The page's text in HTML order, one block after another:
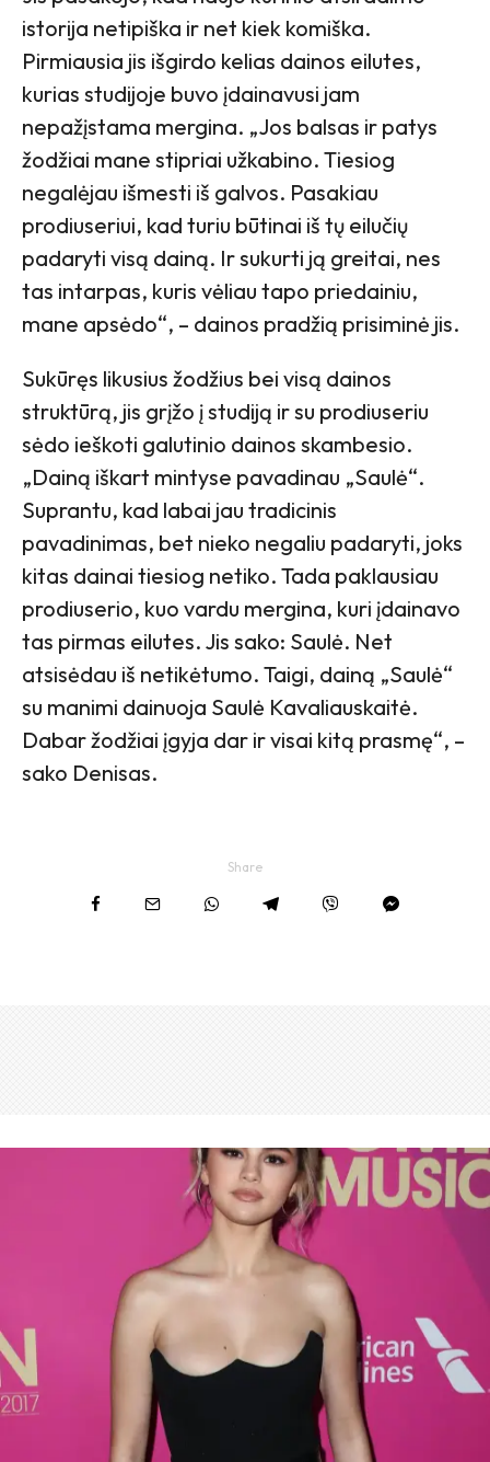
istorija netipiška ir net kiek komiška.
Pirmiausia jis išgirdo kelias dainos eilutes,
kurias studijoje buvo įdainavusi jam
nepažįstama mergina. „Jos balsas ir patys
žodžiai mane stipriai užkabino. Tiesiog
negalėjau išmesti iš galvos. Pasakiau
prodiuseriui, kad turiu būtinai iš tų eilučių
padaryti visą dainą. Ir sukurti ją greitai, nes
tas intarpas, kuris vėliau tapo priedainiu,
mane apsėdo“, – dainos pradžią prisiminė jis.
Sukūręs likusius žodžius bei visą dainos
struktūrą, jis grįžo į studiją ir su prodiuseriu
sėdo ieškoti galutinio dainos skambesio.
„Dainą iškart mintyse pavadinau „Saulė“.
Suprantu, kad labai jau tradicinis
pavadinimas, bet nieko negaliu padaryti, joks
kitas dainai tiesiog netiko. Tada paklausiau
prodiuserio, kuo vardu mergina, kuri įdainavo
tas pirmas eilutes. Jis sako: Saulė. Net
atsisėdau iš netikėtumo. Taigi, dainą „Saulė“
su manimi dainuoja Saulė Kavaliauskaitė.
Dabar žodžiai įgyja dar ir visai kitą prasmę“, –
sako Denisas.
Share